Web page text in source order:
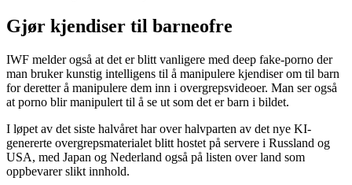
Gjør kjendiser til barneofre
IWF melder også at det er blitt vanligere med deep fake-porno der
man bruker kunstig intelligens til å manipulere kjendiser om til barn
for deretter å manipulere dem inn i overgrepsvideoer. Man ser også
at porno blir manipulert til å se ut som det er barn i bildet.
I løpet av det siste halvåret har over halvparten av det nye KI-
genererte overgrepsmaterialet blitt hostet på servere i Russland og
USA, med Japan og Nederland også på listen over land som
oppbevarer slikt innhold.